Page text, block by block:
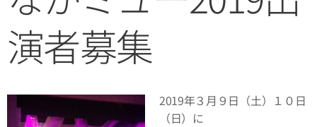
演者募集
2019年３月９日（土）１０日
（日）に